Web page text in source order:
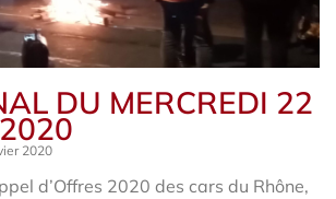
DU MERCREDI 22
2020
d’Offres 2020 des cars du Rhône,